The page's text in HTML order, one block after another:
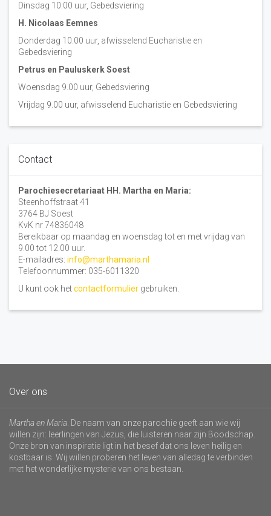
Dinsdag 10:00 uur, Gebedsviering
H. Nicolaas Eemnes
Donderdag 10.00 uur, afwisselend Eucharistie en
Gebedsviering
Petrus en Pauluskerk Soest
Woensdag 9.00 uur, Gebedsviering
Vrijdag 9.00 uur, afwisselend Eucharistie en Gebedsviering
Contact
Parochiesecretariaat HH. Martha en Maria:
Steenhoffstraat 41
3764 BJ Soest
KvK nr 74836048
Bereikbaar op maandag en woensdag tot en met vrijdag van
9.00 tot 12.00 uur.
E-mailadres: info@marthamaria.nl
Telefoonnummer: 035-6011320
U kunt ook hetcontactformulier gebruiken.
Over ons
Martha en Maria . De naam van onze parochie geeft aan wie wij
willen zijn: leerlingen van Jezus, die luisteren naar zijn Boodschap.
Onze bron van inspiratie ligt in het besef dat ons leven heilig en
kostbaar is. Wij willen proberen het leven van alledag te verbinden
met het wonderlijke mysterie van ons bestaan.